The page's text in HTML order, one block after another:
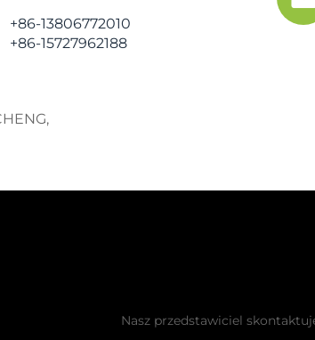
+86-13806772010
+86-15727962188
Nasz przedstawiciel